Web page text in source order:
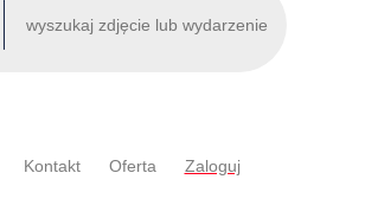
Kontakt Oferta Zaloguj